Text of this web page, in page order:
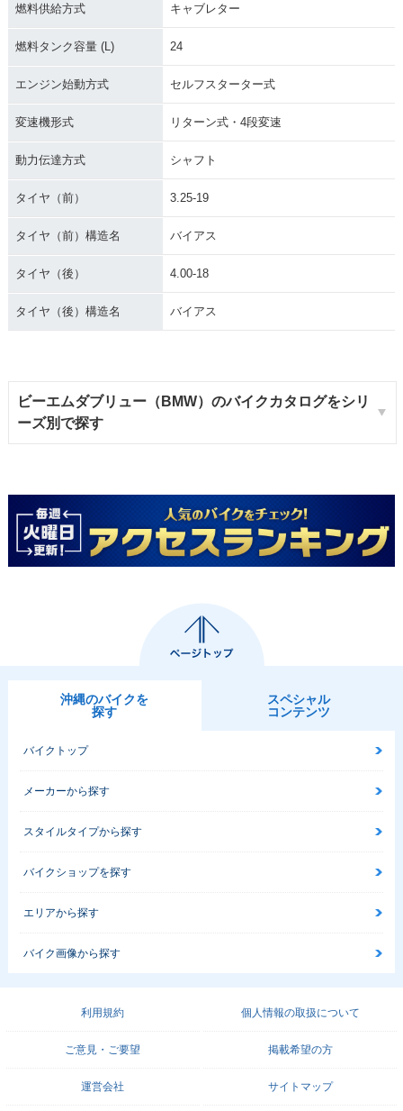
燃料供給方式 キャブレター
燃料タンク容量 (L) 24
エンジン始動方式 セルフスターター式
変速機形式 リターン式・4段変速
動力伝達方式 シャフト
タイヤ（前） 3.25-19
タイヤ（前）構造名 バイアス
タイヤ（後） 4.00-18
タイヤ（後）構造名 バイアス
ビーエムダブリュー（BMW）のバイクカタログをシリ
ーズ別で探す
沖縄のバイクを
探す
スペシャル
コンテンツ
バイクトップ
メーカーから探す
スタイルタイプから探す
バイクショップを探す
エリアから探す
バイク画像から探す
利用規約 個人情報の取扱について
ご意見・ご要望 掲載希望の方
運営会社 サイトマップ